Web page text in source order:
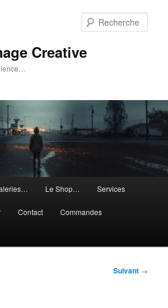
Creative
Le Shop… Services
Contact Commandes
Suivant →